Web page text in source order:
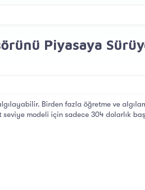
Piyasaya
Birden fazla öğretme ve
modeli için sadece 304 dolarlık